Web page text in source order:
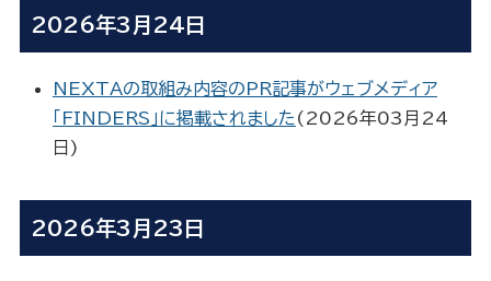
2026年3月24日
NEXTAの取組み内容のPR記事がウェブメディア
「FINDERS」に掲載されました (2026年03月24
日 )
2026年3月23日